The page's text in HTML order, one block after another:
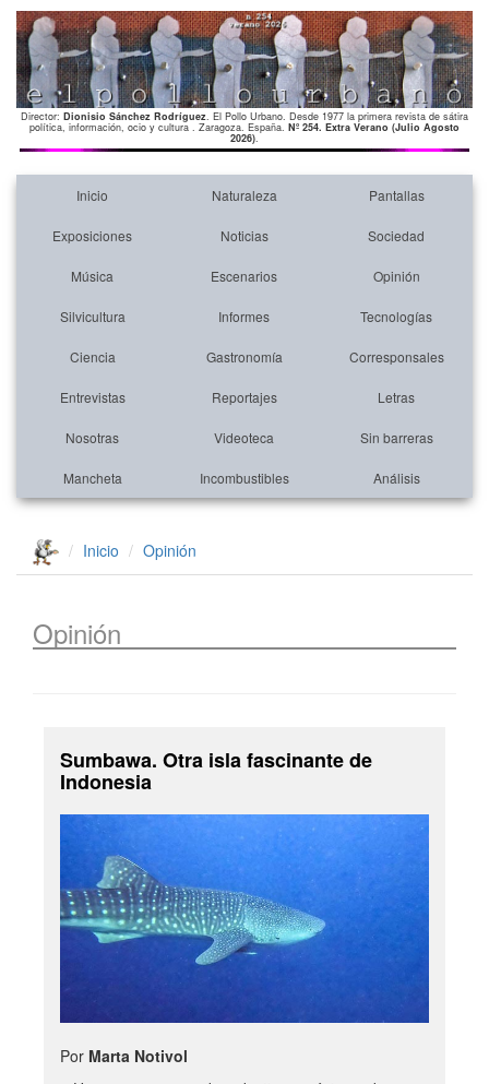
Director: Dionisio Sánchez Rodríguez. El Pollo Urbano. Desde 1977 la primera revista de sátira
política, información, ocio y cultura . Zaragoza. España. Nº 254. Extra Verano (Julio Agosto
2026).
Inicio Naturaleza Pantallas
Exposiciones Noticias Sociedad
Música Escenarios Opinión
Silvicultura Informes Tecnologías
Ciencia Gastronomía Corresponsales
Entrevistas Reportajes Letras
Nosotras Videoteca Sin barreras
Mancheta Incombustibles Análisis
Inicio Opinión
Opinión
Sumbawa. Otra isla fascinante de
Indonesia
Por Marta Notivol